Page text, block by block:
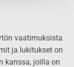
vaatimuksista
ja lukitukset on
kanssa, joilla on